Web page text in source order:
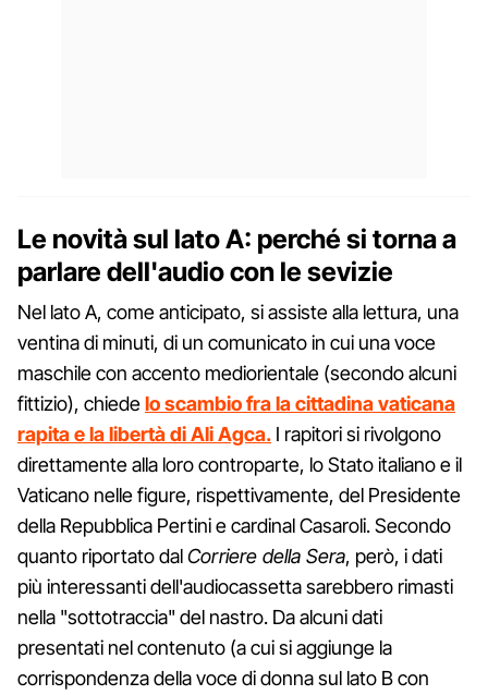
Le novità sul lato A: perché si torna a
parlare dell'audio con le sevizie
Nel lato A, come anticipato, si assiste alla lettura, una
ventina di minuti, di un comunicato in cui una voce
maschile con accento mediorientale (secondo alcuni
fittizio), chiedelo scambio fra la cittadina vaticana
rapita e la libertà di Ali Agca. I rapitori si rivolgono
direttamente alla loro controparte, lo Stato italiano e il
Vaticano nelle figure, rispettivamente, del Presidente
della Repubblica Pertini e cardinal Casaroli. Secondo
quanto riportato dalCorriere della Sera, però, i dati
più interessanti dell'audiocassetta sarebbero rimasti
nella "sottotraccia" del nastro. Da alcuni dati
presentati nel contenuto (a cui si aggiunge la
corrispondenza della voce di donna sul lato B con